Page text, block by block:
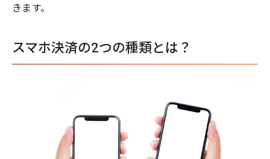
きます。
スマホ決済の2つの種類とは？